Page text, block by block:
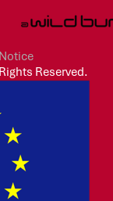
Reserved.